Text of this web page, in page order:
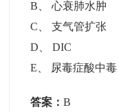
B 、心衰肺水肿
C 、支气管扩张
D 、DIC
E
尿毒症酸中毒
答案：B